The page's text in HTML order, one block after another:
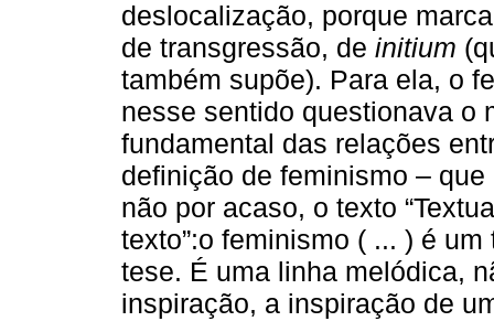
deslocalização, porque
de transgressão, de initium
também supõe). Para ela, o
nesse sentido questionava o
fundamental das relações
definição de feminismo –
não por acaso, o texto
texto”:o feminismo ( ... ) é
tese. É uma linha melódica,
inspiração, a inspiração de